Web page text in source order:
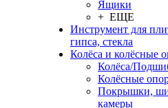
Ящики
+ ЕЩЕ
Инструмент для
гипса, стекла
Колёса и колёсные
Колёса/
Колёсные
Покрышки,
камеры